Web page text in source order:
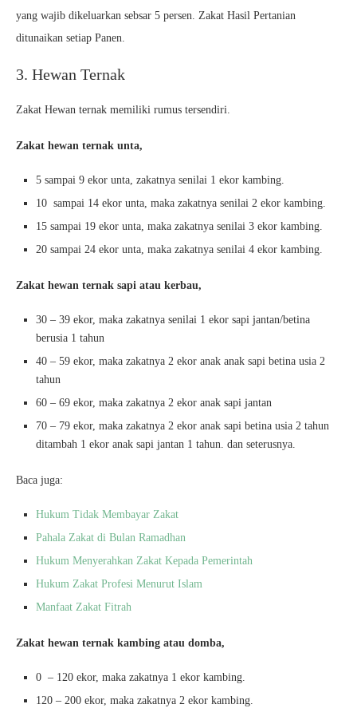
yang wajib dikeluarkan sebsar 5 persen. Zakat Hasil Pertanian
ditunaikan setiap Panen.
3. Hewan Ternak
Zakat Hewan ternak memiliki rumus tersendiri.
Zakat hewan ternak unta,
5 sampai 9 ekor unta, zakatnya senilai 1 ekor kambing.
10 sampai 14 ekor unta, maka zakatnya senilai 2 ekor kambing.
15 sampai 19 ekor unta, maka zakatnya senilai 3 ekor kambing.
20 sampai 24 ekor unta, maka zakatnya senilai 4 ekor kambing.
Zakat hewan ternak sapi atau kerbau,
30 – 39 ekor, maka zakatnya senilai 1 ekor sapi jantan/betina
berusia 1 tahun
40 – 59 ekor, maka zakatnya 2 ekor anak anak sapi betina usia 2
tahun
60 – 69 ekor, maka zakatnya 2 ekor anak sapi jantan
70 – 79 ekor, maka zakatnya 2 ekor anak sapi betina usia 2 tahun
ditambah 1 ekor anak sapi jantan 1 tahun. dan seterusnya.
Baca juga:
Hukum Tidak Membayar Zakat
Pahala Zakat di Bulan Ramadhan
Hukum Menyerahkan Zakat Kepada Pemerintah
Hukum Zakat Profesi Menurut Islam
Manfaat Zakat Fitrah
Zakat hewan ternak kambing atau domba,
0 – 120 ekor, maka zakatnya 1 ekor kambing.
120 – 200 ekor, maka zakatnya 2 ekor kambing.